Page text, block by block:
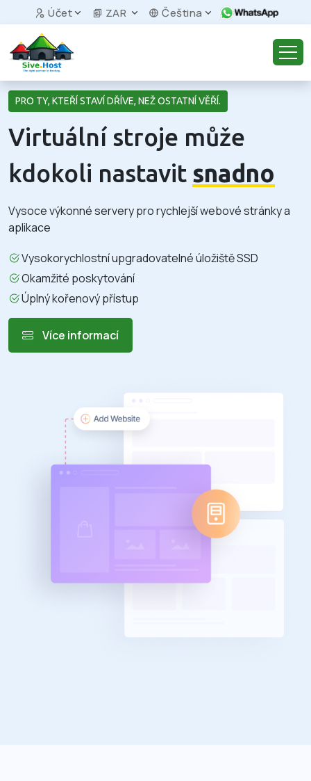
Účet ZAR Čeština
PRO TY, KTEŘÍ STAVÍ DŘÍVE, NEŽ OSTATNÍ VĚŘÍ.
Virtuální stroje může
kdokoli nastavit snadno
Vysoce výkonné servery pro rychlejší webové stránky a
aplikace
Vysokorychlostní upgradovatelné úložiště SSD
Okamžité poskytování
Úplný kořenový přístup
Více informací